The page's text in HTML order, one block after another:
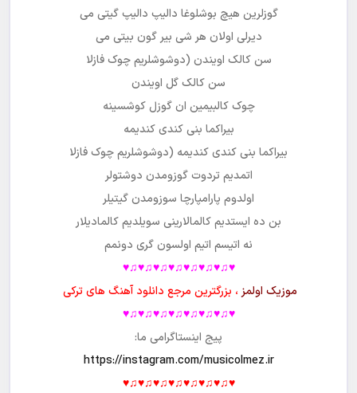
گوزلرین هیچ بوشلوغا دالیپ دالیپ گیتی می
دیرلی اولان هر شی بیر گون بیتی می
سن کالک اویندن (دوشوشلریم چوک فازلا
سن کالک گل اویندن
چوک کالبیمین ان گوزل کوشسینه
بیراکما بنی کندی کندیمه
بیراکما بنی کندی کندیمه (دوشوشلریم چوک فازلا
اتمدیم تردوت گوزومدن دوشتولر
اولدوم پارامپارچا سوزومدن گیتیلر
بن ده ایستدیم کالمالارینی سویلدیم کالمادیلار
نه اتیسم اتیم اولسون گری دونمم
♥♫♥♫♥♫♥♫♥♫♥♫♥♫♥
موزیک اولمز ، بزرگترین مرجع دانلود آهنگ های ترکی
♥♫♥♫♥♫♥♫♥♫♥♫♥♫♥
پیج اینستاگرامی ما:
https://instagram.com/musicolmez.ir
♥♫♥♫♥♫♥♫♥♫♥♫♥♫♥